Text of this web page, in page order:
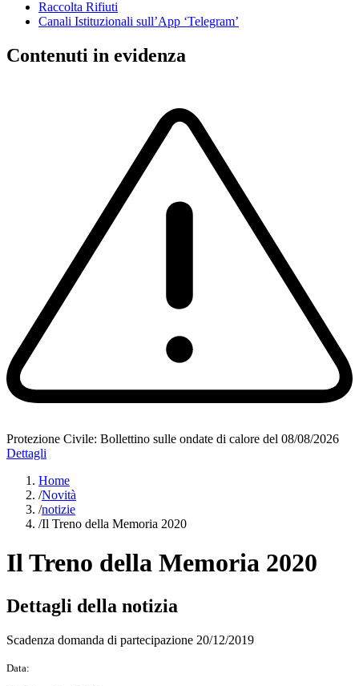
Raccolta Rifiuti
Canali Istituzionali sull’App ‘Telegram’
Contenuti in evidenza
Protezione Civile: Bollettino sulle ondate di calore del 08/08/2026
Dettagli
Home
/Novità
/notizie
/Il Treno della Memoria 2020
Il Treno della Memoria 2020
Dettagli della notizia
Scadenza domanda di partecipazione 20/12/2019
Data: